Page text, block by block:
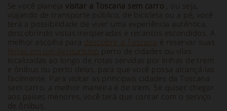
Se você planejavisitar a Toscana sem carro , ou seja,
viajando de transporte público, de bicicleta ou a pé, você
terá a possibilidade de viver uma experiência autêntica,
descobrindo vistas inesperadas e recantos escondidos. A
melhor escolha para descobrir a Toscana é reservar suas
férias em um Agriturismo perto de cidades ou vilas
localizadas ao longo de rotas servidas por linhas de trem
e ônibus ou perto delas, para que você possa alcançá-las
facilmente. Para visitar as principais cidades da Toscana
sem carro, a melhor maneira é de trem. Se quiser chegar
aos países menores, você terá que contar com o serviço
de ônibus.